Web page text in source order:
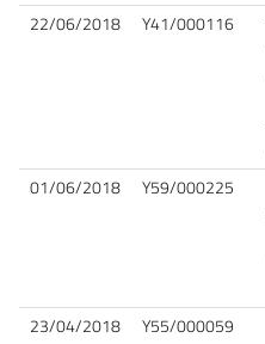
22/06/2018 Y41/000116
01/06/2018 Y59/000225
23/04/2018 Y55/000059